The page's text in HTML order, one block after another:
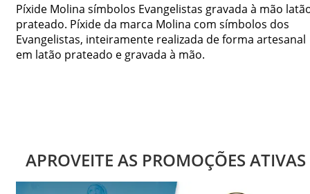
Píxide Molina símbolos Evangelistas gravada à mão
prateado. Píxide da marca Molina com símbolos dos
Evangelistas, inteiramente realizada de forma artesanal
em latão prateado e gravada à mão.
APROVEITE AS PROMOÇÕES ATIVAS